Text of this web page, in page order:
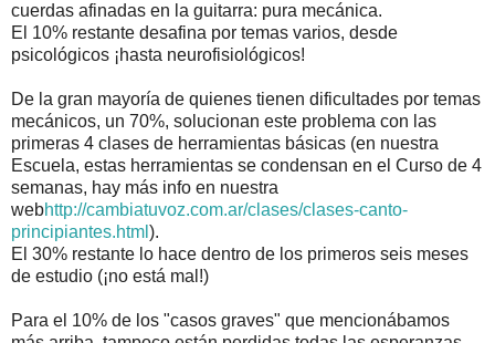
cuerdas afinadas en la guitarra: pura mecánica.
El 10% restante desafina por temas varios, desde
psicológicos ¡hasta neurofisiológicos!
De la gran mayoría de quienes tienen dificultades por temas
mecánicos, un 70%, solucionan este problema con las
primeras 4 clases de herramientas básicas (en nuestra
Escuela, estas herramientas se condensan en el Curso de 4
semanas, hay más info en nuestra
webhttp://cambiatuvoz.com.ar/clases/clases-canto-
principiantes.html ).
El 30% restante lo hace dentro de los primeros seis meses
de estudio (¡no está mal!)
Para el 10% de los "casos graves" que mencionábamos